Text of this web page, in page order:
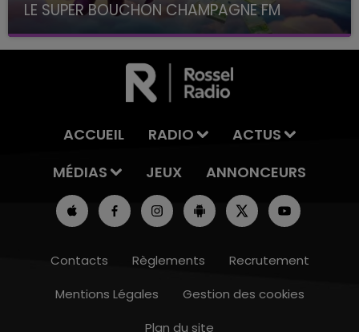
LE SUPER BOUCHON CHAMPAGNE FM
avec La Famille Champagne FM, à 8H10
ACCUEIL RADIO
ACTUS
MÉDIAS
JEUX ANNONCEURS
Contacts Règlements
Recrutement
Mentions Légales
Gestion des cookies
Plan du site